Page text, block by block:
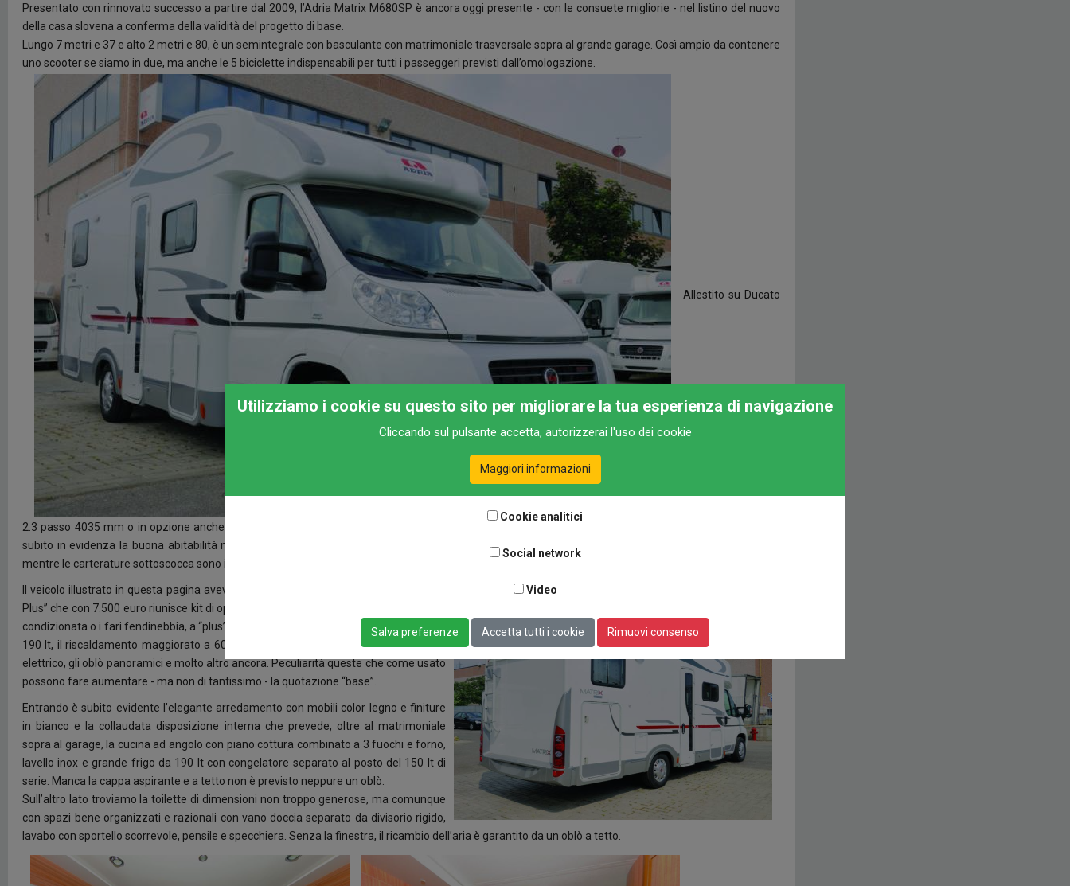
Presentato con rinnovato successo a partire dal 2009, l’Adria Matrix M680SP è ancora oggi presente - con le consuete migliorie - nel listino del nuovo
della casa slovena a conferma della validità del progetto di base.
Lungo 7 metri e 37 e alto 2 metri e 80, è un semintegrale con basculante con matrimoniale trasversale sopra al grande garage. Così ampio da contenere
uno scooter se siamo in due, ma anche le 5 biciclette indispensabili per tutti i passeggeri previsti dall’omologazione.
Allestito su Ducato
2.3 passo 4035 mm o in opzione anche su Ducato 3.0, spicca all’esterno per il cupolino dalla evidente stondatura che si prolunga sul retro mettendo
subito in evidenza la buona abitabilità nonostante la presenza del basculante. Le pareti sono rivestite in vetroresina come i raccordi cabina-scocca,
mentre le carterature sottoscocca sono in alluminio.
Il veicolo illustrato in questa pagina aveva installato l’abbondante “pacchetto Matrix
Plus” che con 7.500 euro riunisce kit di optional previsti per la meccanica, come l’aria
condizionata o i fari fendinebbia, a “plus” riservati per la cellula, come il frigorifero da
190 lt, il riscaldamento maggiorato a 6000 watt, il letto basculante con movimento
elettrico, gli oblò panoramici e molto altro ancora. Peculiarità queste che come usato
possono fare aumentare - ma non di tantissimo - la quotazione “base”.
Entrando è subito evidente l’elegante arredamento con mobili color legno e finiture
in bianco e la collaudata disposizione interna che prevede, oltre al matrimoniale
sopra al garage, la cucina ad angolo con piano cottura combinato a 3 fuochi e forno,
lavello inox e grande frigo da 190 lt con congelatore separato al posto del 150 lt di
serie. Manca la cappa aspirante e a tetto non è previsto neppure un oblò.
Sull’altro lato troviamo la toilette di dimensioni non troppo generose, ma comunque
con spazi bene organizzati e razionali con vano doccia separato da divisorio rigido,
lavabo con sportello scorrevole, pensile e specchiera. Senza la finestra, il ricambio dell’aria è garantito da un oblò a tetto.
Utilizziamo i cookie su questo sito per migliorare la tua esperienza di navigazione
Cliccando sul pulsante accetta, autorizzerai l'uso dei cookie
Maggiori informazioni
Cookie analitici
Social network
Video
Salva preferenze Accetta tutti i cookie Rimuovi consenso